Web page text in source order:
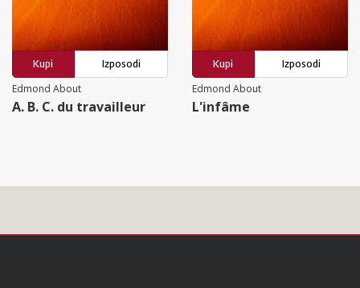
Kupi
Izposodi
Edmond About
A. B. C. du travailleur
Kupi
Izposodi
Edmond About
L'infâme